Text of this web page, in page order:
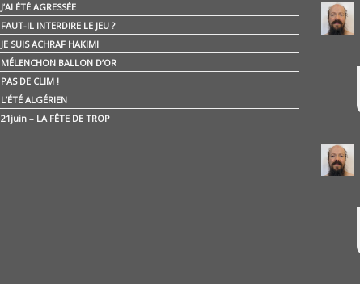
J’AI ÉTÉ AGRESSÉE
FAUT-IL INTERDIRE LE JEU ?
JE SUIS ACHRAF HAKIMI
MÉLENCHON BALLON D’OR
PAS DE CLIM !
L’ÉTÉ ALGÉRIEN
21juin – LA FÊTE DE TROP